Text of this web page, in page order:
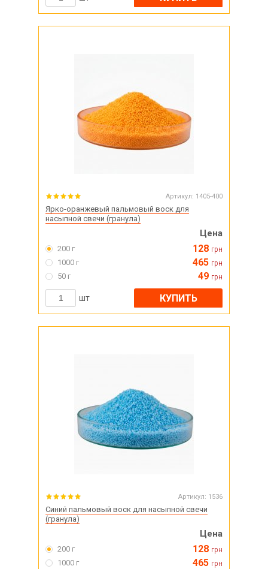
Артикул: 1405-400
Ярко-оранжевый пальмовый воск для
насыпной свечи (гранула)
Цена
200 г 128 грн
1000 г 465 грн
50 г 49 грн
шт КУПИТЬ
Артикул: 1536
Синий пальмовый воск для насыпной свечи
(гранула)
Цена
200 г 128 грн
1000 г 465 грн